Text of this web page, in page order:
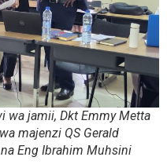
wa jamii, Dkt Emmy Metta
majenzi QS Gerald
Eng Ibrahim Muhsini